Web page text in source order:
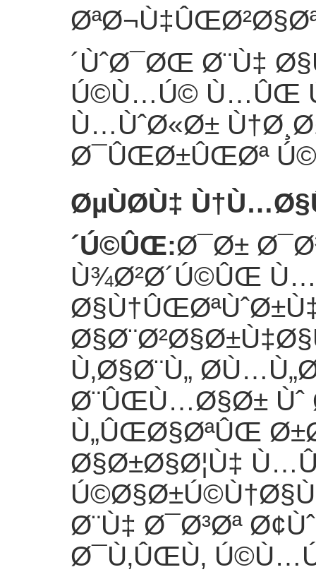
´ÙˆØ¯ØŒ Ø¨Ù‡
Ú©Ù…Ú© Ù…ÛŒ
Ù…ÙˆØ«Ø±
Ø¯ÛŒØ±ÛŒØª
ØµÙØ­Ù‡
´Ú©ÛŒ:Ø¯Ø±
Ù¾Ø²Ø´Ú©ÛŒ
Ù‚Ø§Ø¨Ù„
Ø¨ÛŒÙ…Ø§Ø± Ùˆ
Ù„ÛŒØ§ØªÛŒ
Ø§Ø±Ø§Ø¦Ù‡
Ø¨Ù‡ Ø¯Ø³Øª
Ø¯Ù‚ÛŒÙ‚